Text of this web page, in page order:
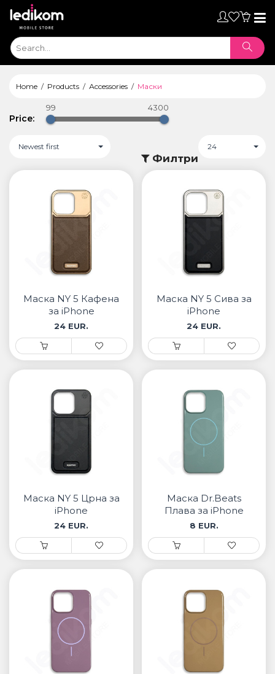
Home Products Аccessories Маски
Price:
99 4300
Newest first 24
Филтри
Маска NY 5 Кафена
за iPhone
24 EUR.
Маска NY 5 Сива за
iPhone
24 EUR.
Маска NY 5 Црна за
iPhone
24 EUR.
Маска Dr.Beats
Плава за iPhone
8 EUR.
ТАБЛЕТИ
• Samsung
• Xiaomi
РЕМЕНИ ЗА ЧАСОВНИК
• Apple watch
• Galaxy watch
AIRTAGS
ПРОЕКТОРИ